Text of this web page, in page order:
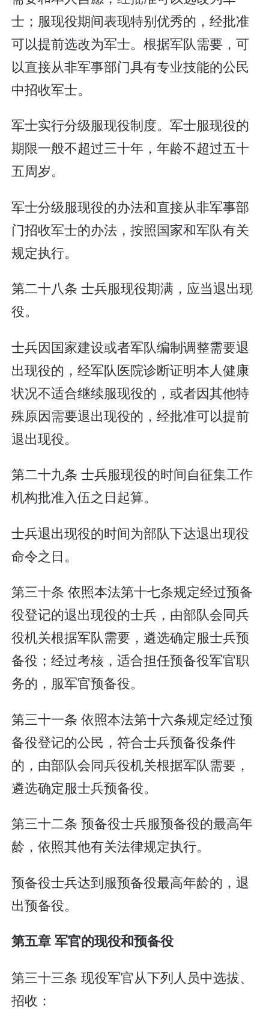
士；服现役期间表现特别优秀的，经批准
可以提前选改为军士。根据军队需要，可
以直接从非军事部门具有专业技能的公民
中招收军士。
军士实行分级服现役制度。军士服现役的
期限一般不超过三十年，年龄不超过五十
五周岁。
军士分级服现役的办法和直接从非军事部
门招收军士的办法，按照国家和军队有关
规定执行。
第二十八条 士兵服现役期满，应当退出现
役。
士兵因国家建设或者军队编制调整需要退
出现役的，经军队医院诊断证明本人健康
状况不适合继续服现役的，或者因其他特
殊原因需要退出现役的，经批准可以提前
退出现役。
第二十九条 士兵服现役的时间自征集工作
机构批准入伍之日起算。
士兵退出现役的时间为部队下达退出现役
命令之日。
第三十条 依照本法第十七条规定经过预备
役登记的退出现役的士兵，由部队会同兵
役机关根据军队需要，遴选确定服士兵预
备役；经过考核，适合担任预备役军官职
务的，服军官预备役。
第三十一条 依照本法第十六条规定经过预
备役登记的公民，符合士兵预备役条件
的，由部队会同兵役机关根据军队需要，
遴选确定服士兵预备役。
第三十二条 预备役士兵服预备役的最高年
龄，依照其他有关法律规定执行。
预备役士兵达到服预备役最高年龄的，退
出预备役。
第五章 军官的现役和预备役
第三十三条 现役军官从下列人员中选拔、
招收：